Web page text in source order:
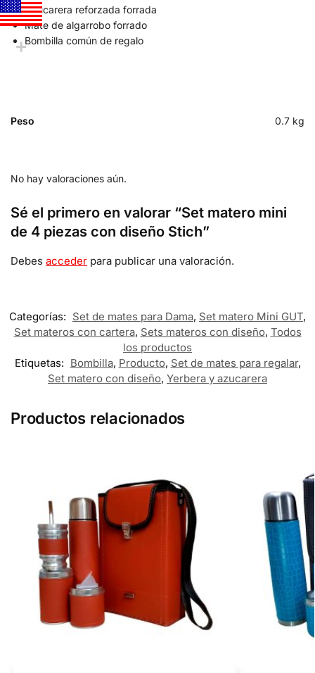
Azucarera reforzada forrada
Mate de algarrobo forrado
Bombilla común de regalo
Peso 0.7 kg
No hay valoraciones aún.
Sé el primero en valorar “Set matero mini
de 4 piezas con diseño Stich”
Debes acceder para publicar una valoración.
Categorías: Set de mates para Dama, Set matero Mini GUT,
Set materos con cartera, Sets materos con diseño, Todos
los productos
Etiquetas: Bombilla, Producto, Set de mates para regalar,
Set matero con diseño, Yerbera y azucarera
Productos relacionados